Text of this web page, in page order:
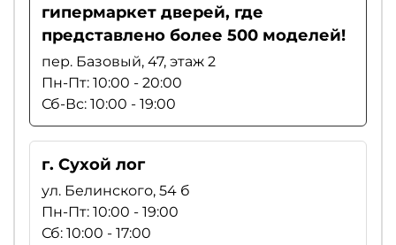
гипермаркет дверей, где
представлено более 500 моделей!
пер. Базовый, 47, этаж 2
Пн-Пт: 10:00 - 20:00
Сб-Вс: 10:00 - 19:00
г. Сухой лог
ул. Белинского, 54 б
Пн-Пт: 10:00 - 19:00
Сб: 10:00 - 17:00